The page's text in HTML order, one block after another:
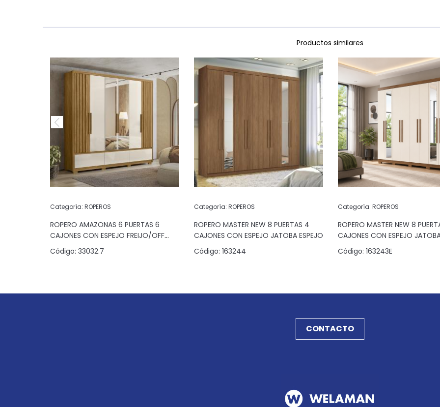
Productos similares
Categoría: ROPEROS
ROPERO AMAZONAS 6 PUERTAS 6
CAJONES CON ESPEJO FREIJO/OFF
WHITE
Código: 33032.7
Categoría: ROPEROS
ROPERO MASTER NEW 8 PUERTAS 4
CAJONES CON ESPEJO JATOBA ESPEJO
Código: 163244
Categoría: ROPEROS
ROPERO MASTER NEW 8
CAJONES CON ESPEJO
(4B)
Código: 163243E
CONTACTO